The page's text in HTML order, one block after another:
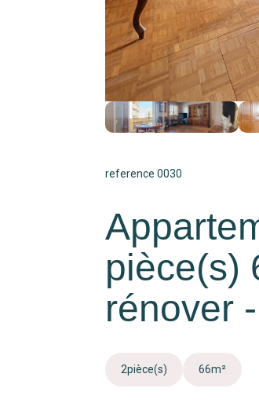
reference 0030
pièce(s)
rénover
2pièce(s) 66m²